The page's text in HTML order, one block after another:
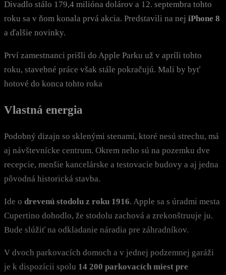
Divadlo stálo 179,4 milióna dolárov a 12. septembra tohto
roku sa v ňom konala prvá akcia. Predstavili na nej iPhone 8
a ďalšie novinky.
Prví zamestnanci prišli do Apple Parku už v apríli tohto
roku, stavebné práce však stále pokračujú. Mali by byť
hotové do konca tohto roka
Vlastná energia
Podobný dizajn so sklenými stenami, ktoré nesú strechu, má
aj návštevnícke centrum. Okrem neho sú na pozemku dve
recepcie, menšie kancelárske a testovacie budovy a aj jedna
pôvodná historická stavba.
Ide o drevenú stodolu z roku 1916. Apple sa s úradmi mesta
Cupertino dohodlo, že stodolu zachová a zrekonštruuje ju.
Bude slúžiť na odkladanie náradia pre záhradníkov.
V dvoch parkovacích domoch a v jednej podzemnej garáži
je k dispozícii spolu 14 200 parkovacích miest pre